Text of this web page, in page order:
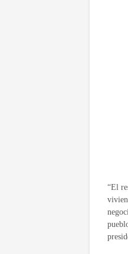
“El